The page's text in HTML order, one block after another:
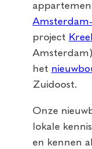
project
het
Zuidoost.
Onze
lokale
en kennen